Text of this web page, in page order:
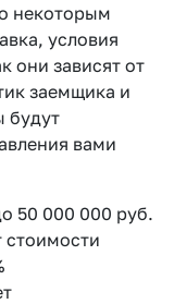
некоторым
условия
они зависят от
заемщика и
будут
вами
50 000 000 руб.